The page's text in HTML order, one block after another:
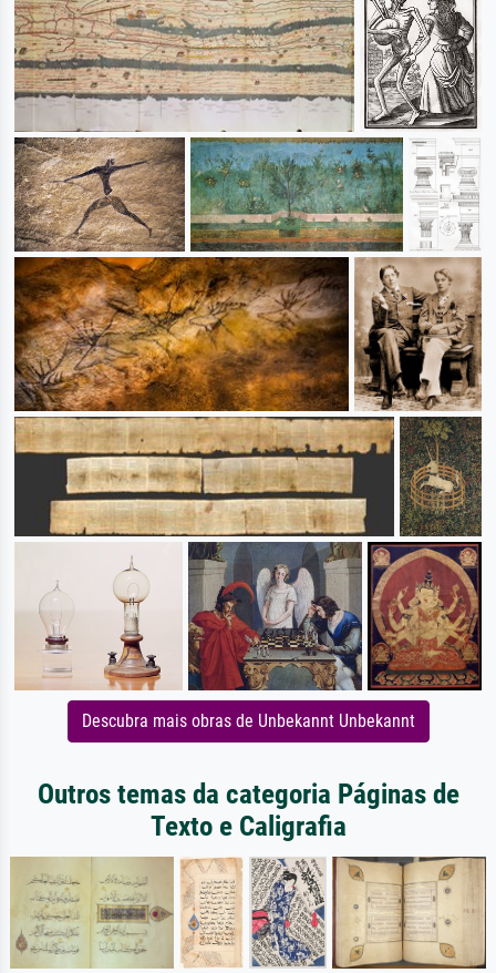
Descubra mais obras de Unbekannt Unbekannt
Outros temas da categoria Páginas de
Texto e Caligrafia